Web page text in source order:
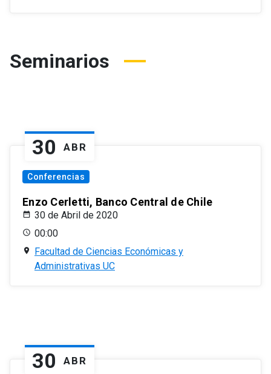
Seminarios
30 ABR
Conferencias
Enzo Cerletti, Banco Central de Chile
30 de Abril de 2020
00:00
Facultad de Ciencias Económicas y
Administrativas UC
30 ABR